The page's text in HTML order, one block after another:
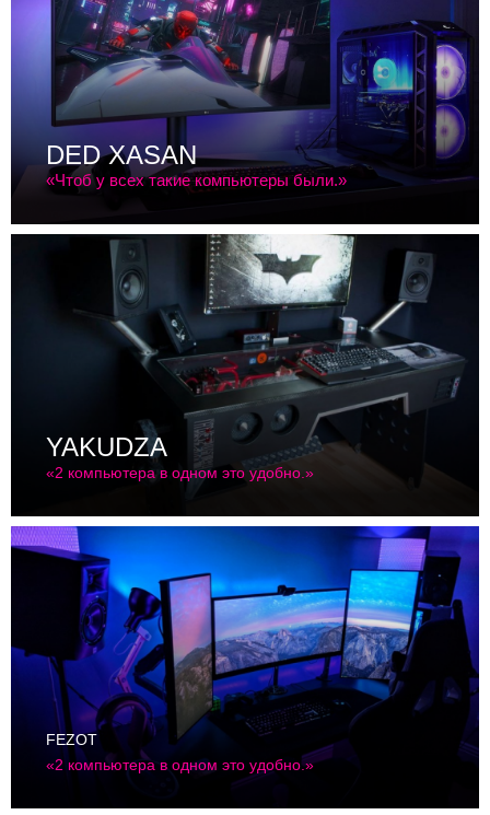
Сайт не
доступен
DED XASAN
«Чтоб у всех такие компьютеры были.»
YAKUDZA
«2 компьютера в одном это удобно.»
FEZOT
«2 компьютера в одном это удобно.»